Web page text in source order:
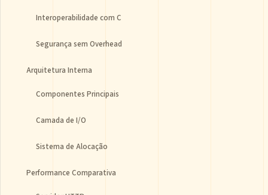
Interoperabilidade com C
Segurança sem Overhead
Arquitetura Interna
Componentes Principais
Camada de I/O
Sistema de Alocação
Performance Comparativa